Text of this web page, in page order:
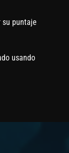
su puntaje
usando